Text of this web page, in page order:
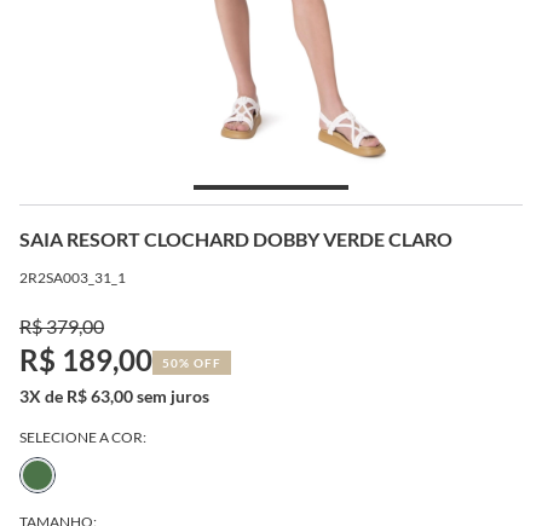
SAIA RESORT CLOCHARD DOBBY VERDE CLARO
2R2SA003_31_1
R$ 379,00
R$ 189,00 50% OFF
3X de R$ 63,00 sem juros
SELECIONE A COR:
TAMANHO: